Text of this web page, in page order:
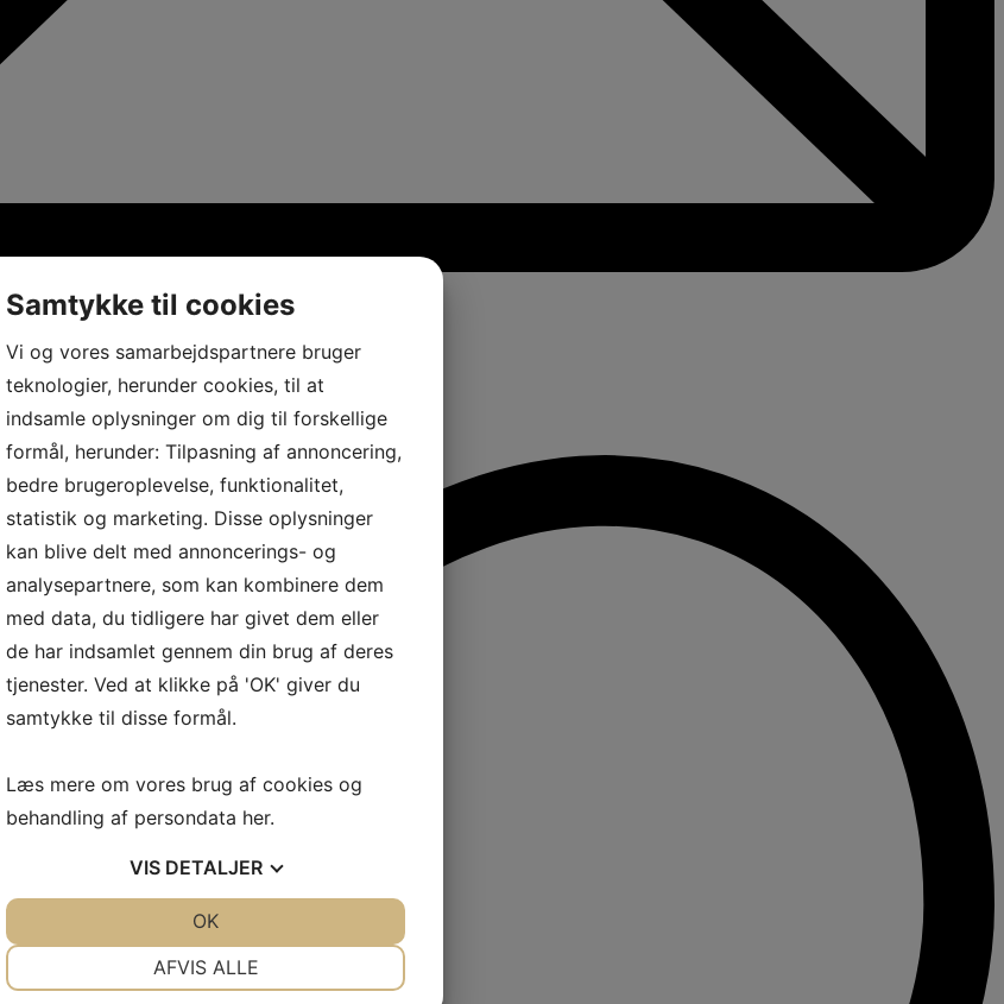
Samtykke til cookies
Vi og vores samarbejdspartnere bruger
teknologier, herunder cookies, til at
indsamle oplysninger om dig til forskellige
formål, herunder: Tilpasning af annoncering,
bedre brugeroplevelse, funktionalitet,
statistik og marketing. Disse oplysninger
kan blive delt med annoncerings- og
analysepartnere, som kan kombinere dem
med data, du tidligere har givet dem eller
de har indsamlet gennem din brug af deres
tjenester. Ved at klikke på 'OK' giver du
samtykke til disse formål.
Læs mere om vores brug af cookies og
behandling af persondata her.
VIS DETALJER
AFVIS ALLE
OK